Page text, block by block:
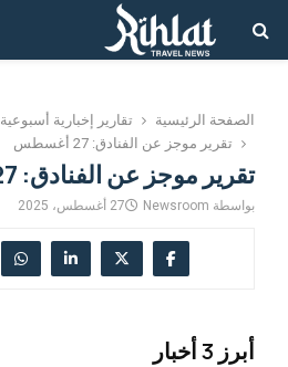
الصفحة الرئيسية
تقارير إخبارية أسبوعية
تقرير موجز عن الفنادق: 27 أغسطس
تقرير موجز عن الفنادق: 27 أغسطس
بواسطة Newsroom 27 أغسطس، 2025
أبرز 3 أخبار